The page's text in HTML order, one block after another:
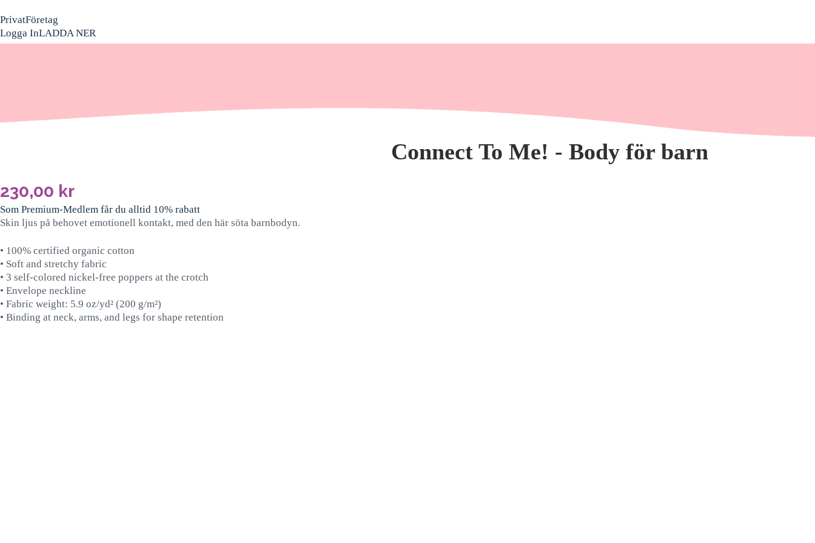
PrivatFöretag
Logga InLADDA NER
Connect To Me! - Body för barn
230,00 kr
Som Premium-Medlem får du alltid 10% rabatt
Skin ljus på behovet emotionell kontakt, med den här söta barnbodyn.
• 100% certified organic cotton
• Soft and stretchy fabric
• 3 self-colored nickel-free poppers at the crotch
• Envelope neckline
• Fabric weight: 5.9 oz/yd² (200 g/m²)
• Binding at neck, arms, and legs for shape retention